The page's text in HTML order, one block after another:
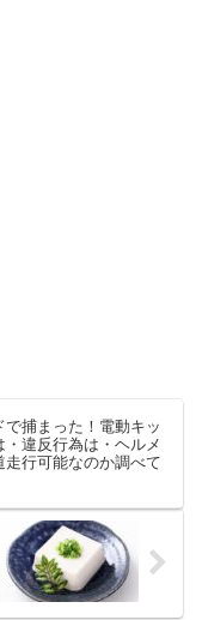
で捕まった！電動キッ
・違反行為は・ヘルメ
走行可能なのか調べて